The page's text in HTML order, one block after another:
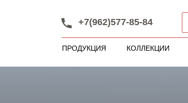
ПРОДУКЦИЯ КОЛЛЕКЦИИ
+7(962)577-85-84